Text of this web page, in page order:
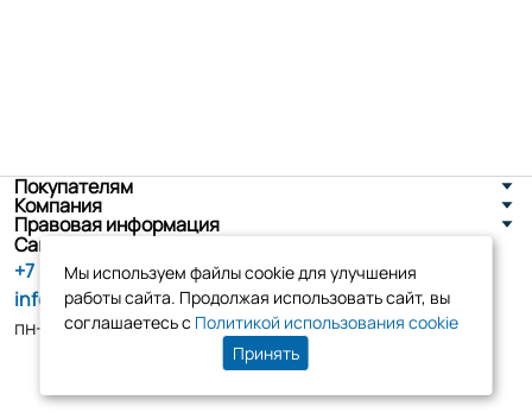
Покупателям
Компания
Правовая информация
Санкт-Петербург, ул. Новоселов д. 8
+7 (800) 555-86-90
info@tk-elko.ru
пн-пт, 10:00 - 18:00
Мы используем файлы cookie для улучшения
работы сайта. Продолжая использовать сайт, вы
соглашаетесь с Политикой использования cookie
Принять